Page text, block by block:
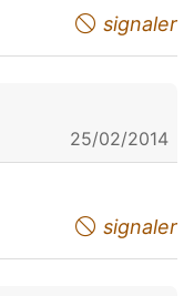
signaler
25/02/2014
signaler